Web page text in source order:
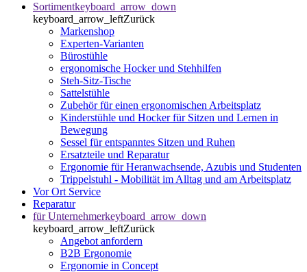
Sortimentkeyboard_arrow_down
keyboard_arrow_leftZurück
Markenshop
Experten-Varianten
Bürostühle
ergonomische Hocker und Stehhilfen
Steh-Sitz-Tische
Sattelstühle
Zubehör für einen ergonomischen Arbeitsplatz
Kinderstühle und Hocker für Sitzen und Lernen in
Bewegung
Sessel für entspanntes Sitzen und Ruhen
Ersatzteile und Reparatur
Ergonomie für Heranwachsende, Azubis und Studenten
Trippelstuhl - Mobilität im Alltag und am Arbeitsplatz
Vor Ort Service
Reparatur
für Unternehmerkeyboard_arrow_down
keyboard_arrow_leftZurück
Angebot anfordern
B2B Ergonomie
Ergonomie in Concept